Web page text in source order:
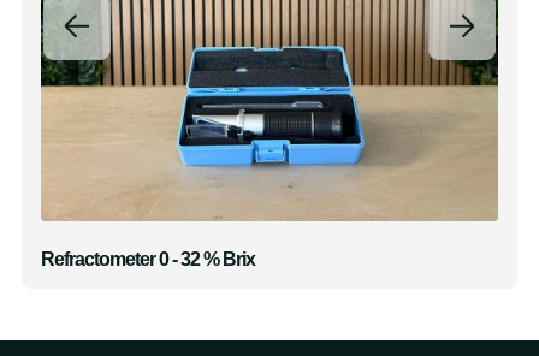
Refractometer 0 - 32 % Brix